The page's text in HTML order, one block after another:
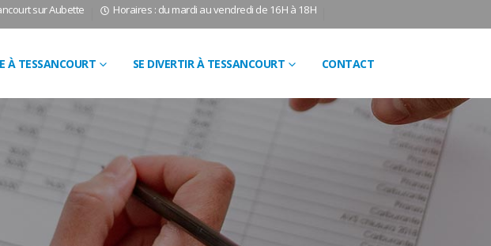
sur Aubette Horaires : du mardi au vendredi de 16H à 18H
À TESSANCOURT SE DIVERTIR À TESSANCOURT CONTACT